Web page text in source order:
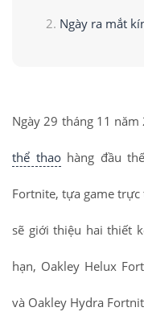
Ngày ra mắt
Ngày 29 tháng 11
thể thaohàng đầu
Fortnite, tựa game
sẽ giới thiệu hai thiết
hạn, Oakley Helux
và Oakley Hydra